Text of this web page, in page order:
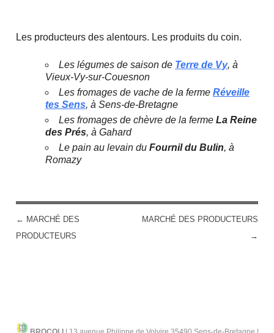
Les producteurs des alentours. Les produits du coin.
Les légumes de saison de Terre de Vy, à
Vieux-Vy-sur-Couesnon
Les fromages de vache de la fermeRéveille
tes Sens, à Sens-de-Bretagne
Les fromages de chèvre de la fermeLa Reine
des Prés, à Gahard
Le pain au levain duFournil du Bulin, à
Romazy
POST NAVIGATION
← MARCHÉ DES
PRODUCTEURS
MARCHÉ DES PRODUCTEURS
→